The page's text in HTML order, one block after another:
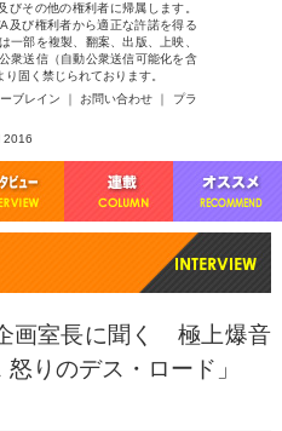
びその他の権利者に帰属します。
及び権利者から適正な許諾を得る
一部を複製、翻案、出版、上映、
衆送信（自動公衆送信可能化を含
固く禁じられております。
ブレイン ｜ お問い合わせ ｜ プラ
2016
画室長に聞く 極上爆音
りのデス・ロード」